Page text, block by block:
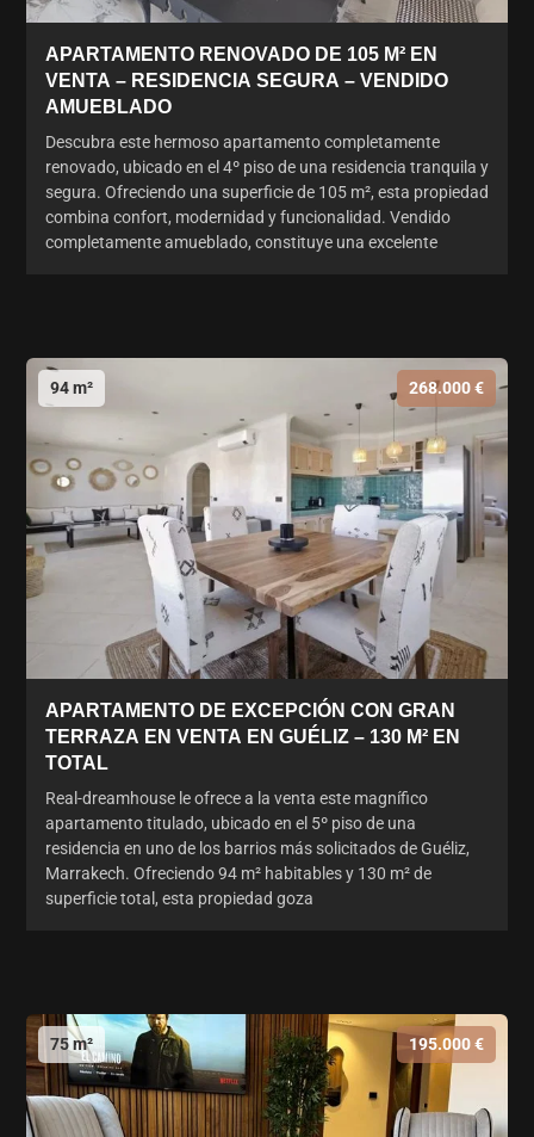
APARTAMENTO RENOVADO DE 105 M² EN
VENTA – RESIDENCIA SEGURA – VENDIDO
AMUEBLADO
Descubra este hermoso apartamento completamente
renovado, ubicado en el 4º piso de una residencia tranquila y
segura. Ofreciendo una superficie de 105 m², esta propiedad
combina confort, modernidad y funcionalidad. Vendido
completamente amueblado, constituye una excelente
94 m² 268.000 €
APARTAMENTO DE EXCEPCIÓN CON GRAN
TERRAZA EN VENTA EN GUÉLIZ – 130 M² EN
TOTAL
Real-dreamhouse le ofrece a la venta este magnífico
apartamento titulado, ubicado en el 5º piso de una
residencia en uno de los barrios más solicitados de Guéliz,
Marrakech. Ofreciendo 94 m² habitables y 130 m² de
superficie total, esta propiedad goza
75 m² 195.000 €